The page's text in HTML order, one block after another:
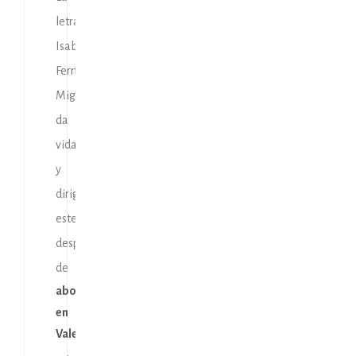
letrada
Isabel
Fernández
Migallón
da
vida
y
dirige
este
despacho
de
abogados
en
Valencia